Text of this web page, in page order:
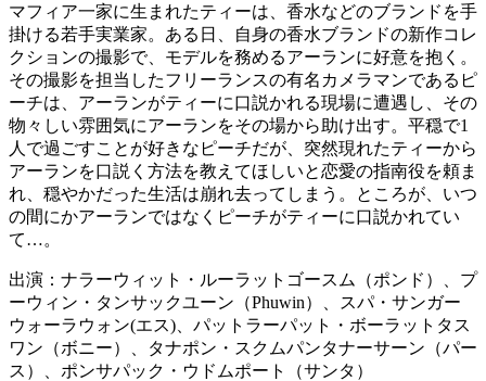
マフィア一家に生まれたティーは、香水などのブランドを手
掛ける若手実業家。ある日、自身の香水ブランドの新作コレ
クションの撮影で、モデルを務めるアーランに好意を抱く。
その撮影を担当したフリーランスの有名カメラマンであるピ
ーチは、アーランがティーに口説かれる現場に遭遇し、その
物々しい雰囲気にアーランをその場から助け出す。平穏で1
人で過ごすことが好きなピーチだが、突然現れたティーから
アーランを口説く方法を教えてほしいと恋愛の指南役を頼ま
れ、穏やかだった生活は崩れ去ってしまう。ところが、いつ
の間にかアーランではなくピーチがティーに口説かれてい
て…。
出演：ナラーウィット・ルーラットゴースム（ポンド）、プ
ーウィン・タンサックユーン（Phuwin）、スパ・サンガー
ウォーラウォン(エス)、パットラーパット・ボーラットタス
ワン（ボニー）、タナポン・スクムパンタナーサーン（パー
ス）、ポンサパック・ウドムポート（サンタ）